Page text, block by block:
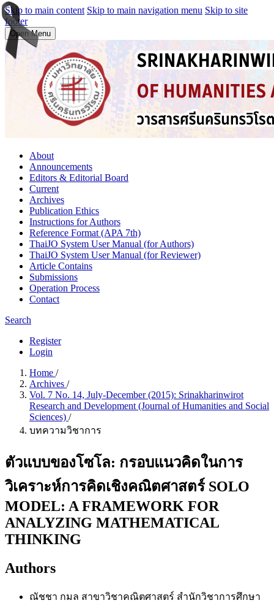
Skip to main content Skip to main navigation menu Skip to site
footer
Open Menu
About
Announcements
Editors & Editorial Board
Current
Archives
Publication Ethics
Instructions for Authors
Reference Format (APA 7th)
ThaiJO System User Manual (for Authors)
ThaiJO System User Manual (for Reviewer)
Article Contains
Submissions
Operation Process
Contact
Search
Register
Login
Home /
Archives /
Vol. 7 No. 14, July-December (2015): Srinakharinwirot
Research and Development (Journal of Humanities and Social
Sciences) /
บทความวิชาการ
ตัวแบบของโซโล: กรอบแนวคิดในการ
วิเคราะห์การคิดเชิงคณิตศาสตร์ SOLO
MODEL: A FRAMEWORK FOR
ANALYZING MATHEMATICAL
THINKING
Authors
ณัชชา กมล สาขาวิชาคณิตศาสตร์ สำนักวิชาการศึกษา